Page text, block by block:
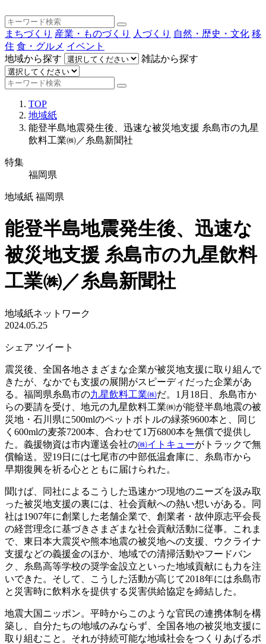
まちづくり 産業・ものづくり 人づくり 自然・歴史・文化 移
住 食・グルメ イベント
地域から探す
雑誌から探す
TOP
地域紙
能登半島地震発生後、迅速な被災地支援 糸島市の九星
飲料工業㈱／糸島新聞社
特集
福岡県
地域紙 福岡県
能登半島地震発生後、迅速な
被災地支援 糸島市の九星飲料
工業㈱／糸島新聞社
地域紙ネットワーク
2024.05.25
シェア ツイート
震災後、全国各地さまざまな企業が被災地支援に取り組んで
きたが、なかでも支援の展開がスピーディだった企業があ
る。福岡県糸島市の九星飲料工業㈱だ。1月18日、糸島市か
らの要請を受け、地元の九星飲料工業㈱が能登半島地震の被
災地・石川県に500mlのペットボトルの緑茶9600本と、同じ
く600mlの麦茶7200本、合わせて1万6800本を無償で提供し
た。義援物資は市内運送会社の㈱イトキューがトラックで無
償輸送。翌19日には七尾市の中部低温倉庫に、糸島市から
早期復興を祈る心とともに届けられた。
聞けば、同社によるこうした迅速かつ現地のニーズを汲み取
った被災地支援の裏には、社会貢献への熱い想いがある。同
社は1907年に創業した老舗企業で、創業者・故仲原志平会長
の経営理念に基づきさまざまな社会貢献活動に従事。これま
で、東日本大震災や熊本地震の被災地への支援、ウクライナ
支援などの義援金のほか、地域での清掃活動やフードバン
ク、糸島高等学校の奨学金設立といった地域貢献にも力を注
いできた。そして、こうした活動が高じて2018年には糸島市
と災害時に飲料水を提供する災害供給協定を締結した。
地震大国ニッポン。平時からこのような官民の連携体制を構
築し、自分たちの地域のみならず、全国各地の被災地支援に
取り組むこと。それが持続可能な地域社会をつくりあげるポ